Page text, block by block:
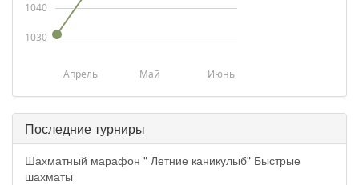
Апрель Май Июнь
1030
1040
Последние турниры
Шахматный марафон " Летние каникулыб" Быстрые
шахматы